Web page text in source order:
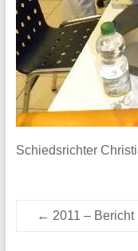
Schiedsrichter
← 2011 – Bericht